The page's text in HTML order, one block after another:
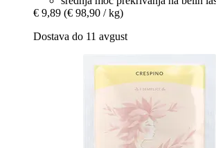
€ 9,89 (€ 98,90 / kg)
Dostava do 11 avgust